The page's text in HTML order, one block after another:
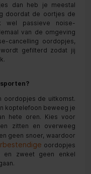
dan heb je meestal
doordat de oortjes de
wel passieve noise-
van de omgeving
cancelling oordopjes,
gefilterd zodat jij
oordopjes de uitkomst.
koptelefoon beweeg je
hete oren. Kies voor
zitten en overweeg
geen snoer, waardoor
oordopjes
en zweet geen enkel